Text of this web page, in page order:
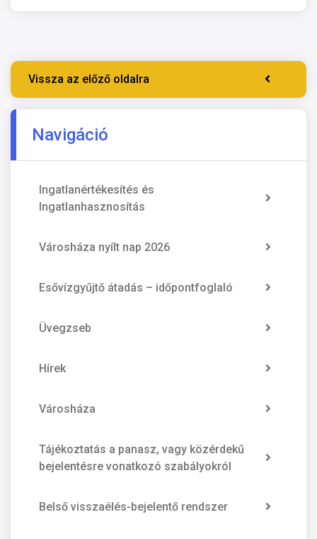
Vissza az előző oldalra
Navigáció
Ingatlanértékesítés és
Ingatlanhasznosítás
Városháza nyílt nap 2026
Esővízgyűjtő átadás – időpontfoglaló
Üvegzseb
Hírek
Városháza
Tájékoztatás a panasz, vagy közérdekű
bejelentésre vonatkozó szabályokról
Belső visszaélés-bejelentő rendszer